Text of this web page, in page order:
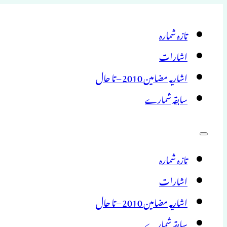
تازہ شمارہ
اشارات
اشاریہ مضامین 2010 – تا حال
سابقہ شمارے
تازہ شمارہ
اشارات
اشاریہ مضامین 2010 – تا حال
سابقہ شمارے